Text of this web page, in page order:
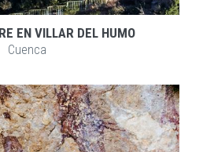
EN VILLAR DEL HUMO
Cuenca